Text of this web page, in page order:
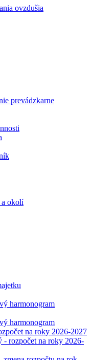
ovzdušia
prevádzkarne
a okolí
harmonogram
harmonogram
na roky 2026-2027
- rozpočet na roky 2026-